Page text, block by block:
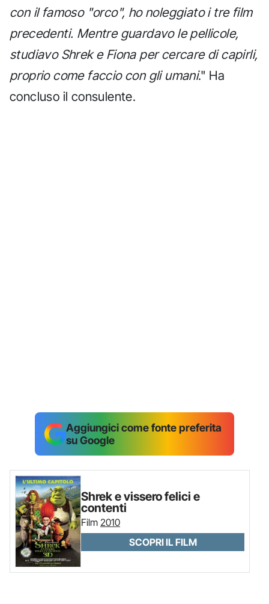
con il famoso "orco", ho noleggiato i tre film
precedenti. Mentre guardavo le pellicole,
studiavo Shrek e Fiona per cercare di capirli,
proprio come faccio con gli umani." Ha
concluso il consulente.
Aggiungici come fonte preferita
su Google
Shrek e vissero felici e
contenti
Film 2010
SCOPRI IL FILM